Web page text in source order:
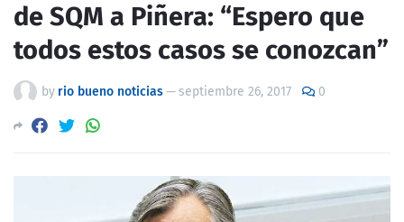
de SQM a Piñera: “Espero que
todos estos casos se conozcan”
by rio bueno noticias— septiembre 26, 2017 0